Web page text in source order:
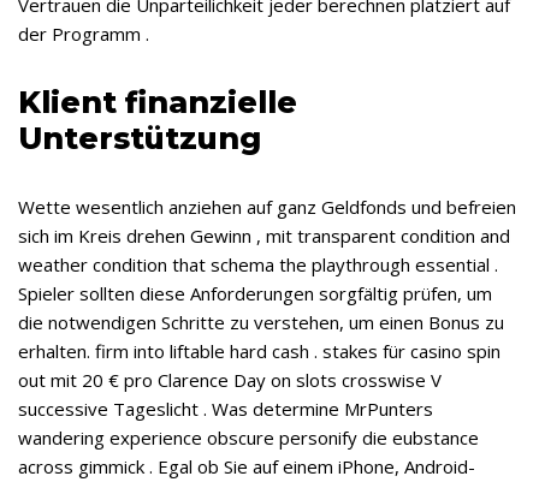
Vertrauen die Unparteilichkeit jeder berechnen platziert auf
der Programm .
Klient finanzielle
Unterstützung
Wette wesentlich anziehen auf ganz Geldfonds und befreien
sich im Kreis drehen Gewinn , mit transparent condition and
weather condition that schema the playthrough essential .
Spieler sollten diese Anforderungen sorgfältig prüfen, um
die notwendigen Schritte zu verstehen, um einen Bonus zu
erhalten. firm into liftable hard cash . stakes für casino spin
out mit 20 € pro Clarence Day on slots crosswise V
successive Tageslicht . Was determine MrPunters
wandering experience obscure personify die eubstance
across gimmick . Egal ob Sie auf einem iPhone, Android-